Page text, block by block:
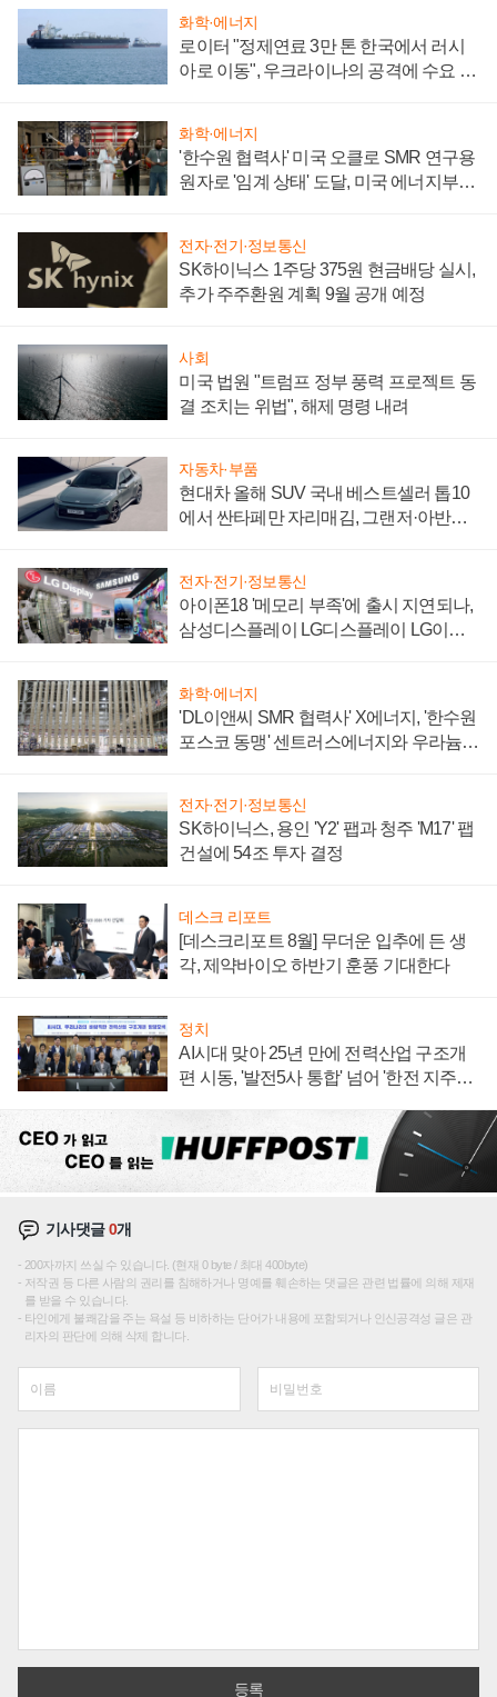
화학·에너지
로이터 "정제연료 3만 톤 한국에서 러시
아로 이동", 우크라이나의 공격에 수요 늘
화학·에너지
'한수원 협력사' 미국 오클로 SMR 연구용
원자로 '임계 상태' 도달, 미국 에너지부
전자·전기·정보통신
SK하이닉스 1주당 375원 현금배당 실시,
추가 주주환원 계획 9월 공개 예정
사회
미국 법원 "트럼프 정부 풍력 프로젝트 동
결 조치는 위법", 해제 명령 내려
자동차·부품
현대차 올해 SUV 국내 베스트셀러 톱10
에서 싼타페만 자리매김, 그랜저·아반떼
전자·전기·정보통신
아이폰18 '메모리 부족'에 출시 지연되나,
삼성디스플레이 LG디스플레이 LG이노
화학·에너지
'DL이앤씨 SMR 협력사' X에너지, '한수원
포스코 동맹' 센트러스에너지와 우라늄
전자·전기·정보통신
SK하이닉스, 용인 'Y2' 팹과 청주 'M17' 팹
건설에 54조 투자 결정
데스크 리포트
[데스크리포트 8월] 무더운 입추에 든 생
각, 제약바이오 하반기 훈풍 기대한다
정치
AI시대 맞아 25년 만에 전력산업 구조개
편 시동, '발전5사 통합' 넘어 '한전 지주사'
기사댓글0개
200자까지 쓰실 수 있습니다. (현재 0 byte / 최대 400byte)
저작권 등 다른 사람의 권리를 침해하거나 명예를 훼손하는 댓글은 관련 법률에 의해 제재
를 받을 수 있습니다.
타인에게 불쾌감을 주는 욕설 등 비하하는 단어가 내용에 포함되거나 인신공격성 글은 관
리자의 판단에 의해 삭제 합니다.